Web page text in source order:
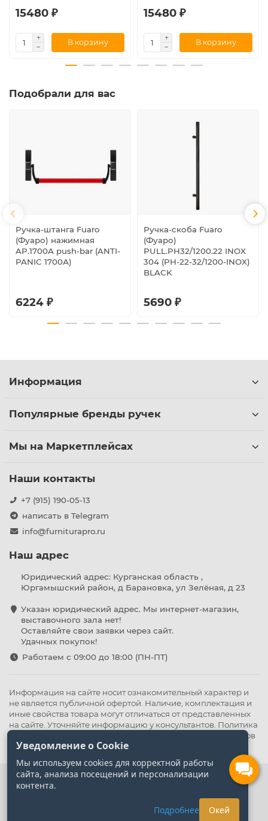
15480 ₽
В корзину
15480 ₽
В корзину
Подобрали для вас
Ручка-штанга Fuaro
(Фуаро) нажимная
AP.1700A push-bar (ANTI-
PANIC 1700А)
6224 ₽
Ручка-скоба Fuaro
(Фуаро)
PULL.PH32/1200.22 INOX
304 (PH-22-32/1200-INOX)
BLACK
5690 ₽
Информация
Популярные бренды ручек
Мы на Маркетплейсах
Наши контакты
+7 (915) 190-05-13
написать в Telegram
info@furniturapro.ru
Наш адрес
Юридический адрес: Курганская область ,
Юргамышский район, д Барановка, ул Зелёная, д 23
Указан юридический адрес. Мы интернет-магазин,
выставочного зала нет!
Оставляйте свои заявки через сайт.
Удачных покупок!
Работаем с 09:00 до 18:00 (ПН-ПТ)
Информация на сайте носит ознакомительный характер и
не является публичной офертой. Наличие, комплектация и
иные свойства товара могут отличаться от представленных
на сайте. Уточняйте информацию у консультантов. Политика
Политика обработки файлов
cookie
Уведомление о Cookie
Мы используем cookies для корректной работы
сайта, анализа посещений и персонализации
контента.
Подробнее Окей